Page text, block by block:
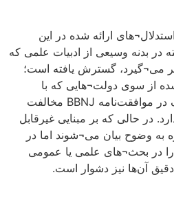
ارائه شده در این
در بدنه وسیعی از ادبیات علمی که
می¬گیرد، گسترش یافته است؛
از سوی دولت¬هایی که با
گنجاندن اصل میراث مشترک در موافقت‌نامه BBNJ مخالفت
در حالی که بر مبنایی غیرقابل
به وضوح بیان می¬شوند اما در
را در بحث¬های علمی یا عمومی
آن‌ها نیز دشوار است.